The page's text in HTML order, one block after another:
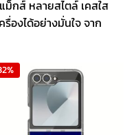
ม็กส์ หลายสไตล์ เคสใส
องได้อย่างมั่นใจ จาก